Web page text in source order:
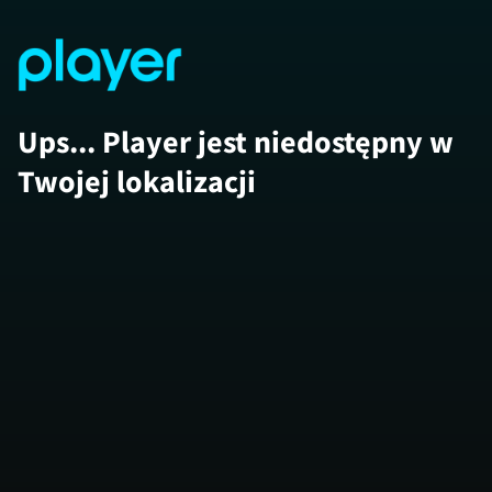
Ups... Player jest niedostępny w
Twojej lokalizacji